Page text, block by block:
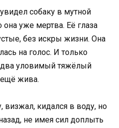
собаку в мутной
она уже мертва. Её глаза
без искры жизни. Она
на голос. И только
уловимый тяжёлый
жива.
визжал, кидался в воду, но
не имея сил доплыть